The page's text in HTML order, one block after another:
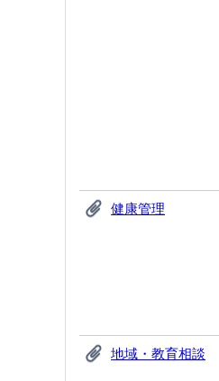
健康管理
地域・教育相談